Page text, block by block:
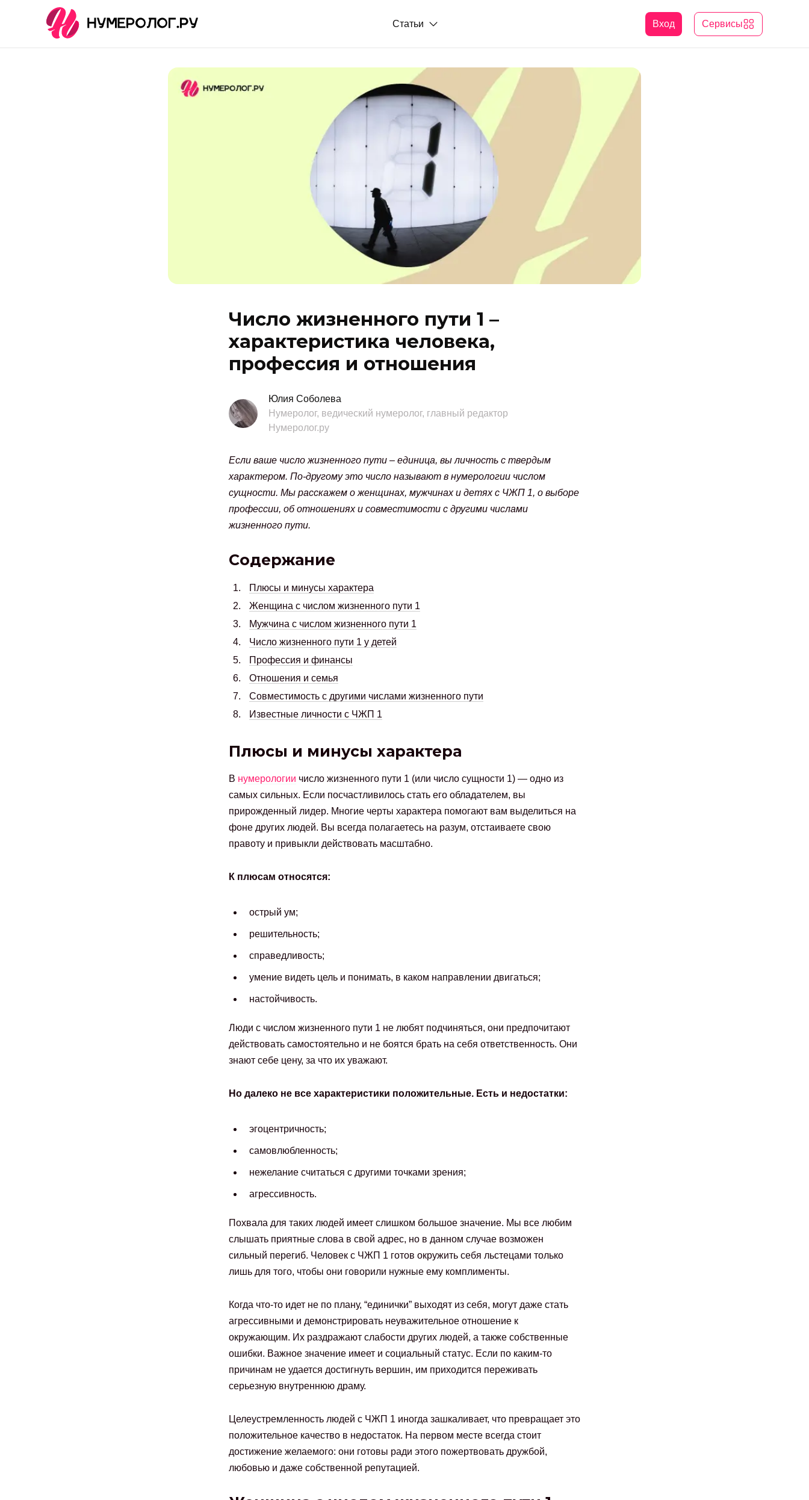
Статьи Вход Сервисы
Число жизненного пути 1 –
характеристика человека,
профессия и отношения
Юлия Соболева
Нумеролог, ведический нумеролог, главный редактор
Нумеролог.ру
Если ваше число жизненного пути – единица, вы личность с твердым
характером. По-другому это число называют в нумерологии числом
сущности. Мы расскажем о женщинах, мужчинах и детях с ЧЖП 1, о выборе
профессии, об отношениях и совместимости с другими числами
жизненного пути.
Содержание
Плюсы и минусы характера
Женщина с числом жизненного пути 1
Мужчина с числом жизненного пути 1
Число жизненного пути 1 у детей
Профессия и финансы
Отношения и семья
Совместимость с другими числами жизненного пути
Известные личности с ЧЖП 1
Плюсы и минусы характера
В нумерологии число жизненного пути 1 (или число сущности 1) — одно из
самых сильных. Если посчастливилось стать его обладателем, вы
прирожденный лидер. Многие черты характера помогают вам выделиться на
фоне других людей. Вы всегда полагаетесь на разум, отстаиваете свою
правоту и привыкли действовать масштабно.
К плюсам относятся:
острый ум;
решительность;
справедливость;
умение видеть цель и понимать, в каком направлении двигаться;
настойчивость.
Люди с числом жизненного пути 1 не любят подчиняться, они предпочитают
действовать самостоятельно и не боятся брать на себя ответственность. Они
знают себе цену, за что их уважают.
Но далеко не все характеристики положительные. Есть и недостатки:
эгоцентричность;
самовлюбленность;
нежелание считаться с другими точками зрения;
агрессивность.
Похвала для таких людей имеет слишком большое значение. Мы все любим
слышать приятные слова в свой адрес, но в данном случае возможен
сильный перегиб. Человек с ЧЖП 1 готов окружить себя льстецами только
лишь для того, чтобы они говорили нужные ему комплименты.
Когда что-то идет не по плану, “единички” выходят из себя, могут даже стать
агрессивными и демонстрировать неуважительное отношение к
окружающим. Их раздражают слабости других людей, а также собственные
ошибки. Важное значение имеет и социальный статус. Если по каким-то
причинам не удается достигнуть вершин, им приходится переживать
серьезную внутреннюю драму.
Целеустремленность людей с ЧЖП 1 иногда зашкаливает, что превращает это
положительное качество в недостаток. На первом месте всегда стоит
достижение желаемого: они готовы ради этого пожертвовать дружбой,
любовью и даже собственной репутацией.